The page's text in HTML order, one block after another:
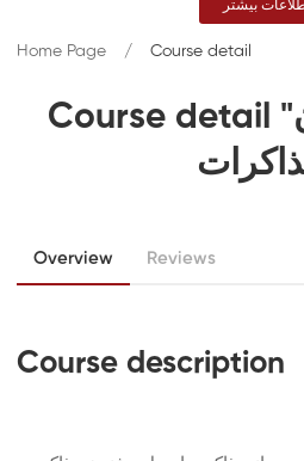
بیشتر
Course detail "اصول و فنون
Home Page Course detail
Overview Reviews
Course description